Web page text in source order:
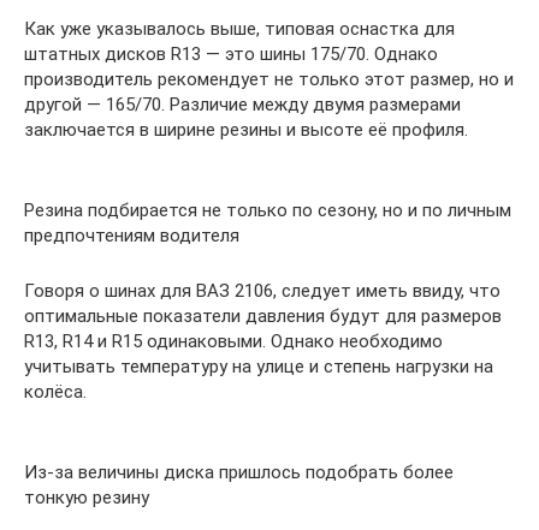
Как уже указывалось выше, типовая оснастка для
штатных дисков R13 — это шины 175/70. Однако
производитель рекомендует не только этот размер, но и
другой — 165/70. Различие между двумя размерами
заключается в ширине резины и высоте её профиля.
Резина подбирается не только по сезону, но и по личным
предпочтениям водителя
Говоря о шинах для ВАЗ 2106, следует иметь ввиду, что
оптимальные показатели давления будут для размеров
R13, R14 и R15 одинаковыми. Однако необходимо
учитывать температуру на улице и степень нагрузки на
колёса.
Из-за величины диска пришлось подобрать более
тонкую резину